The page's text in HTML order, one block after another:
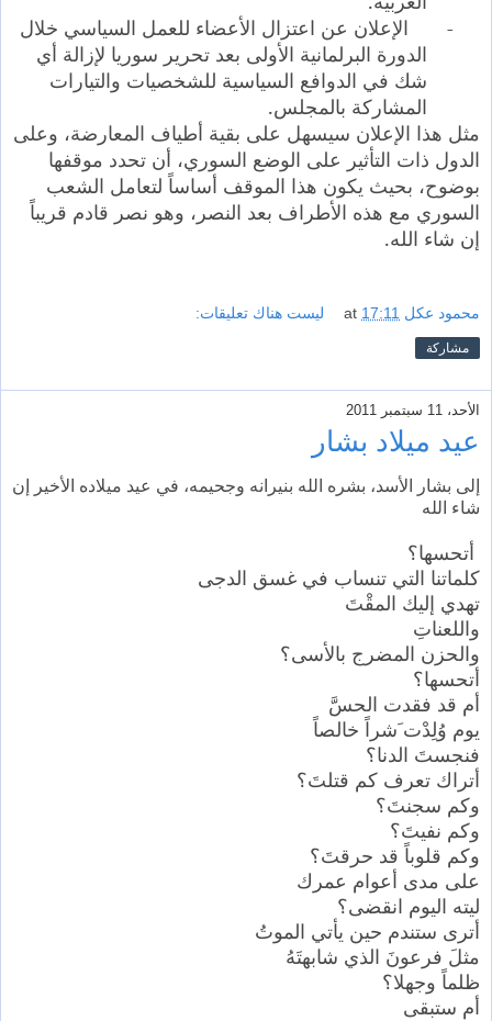
-
الإعلان عن اعتزال الأعضاء للعمل السياسي خلال
الدورة البرلمانية الأولى بعد تحرير سوريا لإزالة أي
شك في الدوافع السياسية للشخصيات والتيارات
المشاركة بالمجلس.
مثل هذا الإعلان سيسهل على بقية أطياف المعارضة، وعلى
الدول ذات التأثير على الوضع السوري، أن تحدد موقفها
بوضوح، بحيث يكون هذا الموقف أساساً لتعامل الشعب
السوري مع هذه الأطراف بعد النصر، وهو نصر قادم قريباً
إن شاء الله.
محمود عكل at 17:11 ليست هناك تعليقات:
مشاركة
الأحد، 11 سبتمبر 2011
عيد ميلاد بشار
إلى بشار الأسد، بشره الله بنيرانه وجحيمه، في عيد ميلاده الأخير إن
شاء الله
أتحسها؟
كلماتنا التي تنساب في غسق الدجى
تهدي إليك المقْتَ
واللعناتِ
والحزن المضرج بالأسى؟
أتحسها؟
أم قد فقدت الحسَّ
يوم وُلِدْت َشراً خالصاً
فنجستَ الدنا؟
أتراك تعرف كم قتلتَ؟
وكم سجنتَ؟
وكم نفيتَ؟
وكم قلوباً قد حرقتَ؟
على مدى أعوام عمرك
ليته اليوم انقضى؟
أترى ستندم حين يأتي الموتُ
مثلَ فرعونَ الذي شابهتَهُ
ظلماً وجهلا؟
أم ستبقى